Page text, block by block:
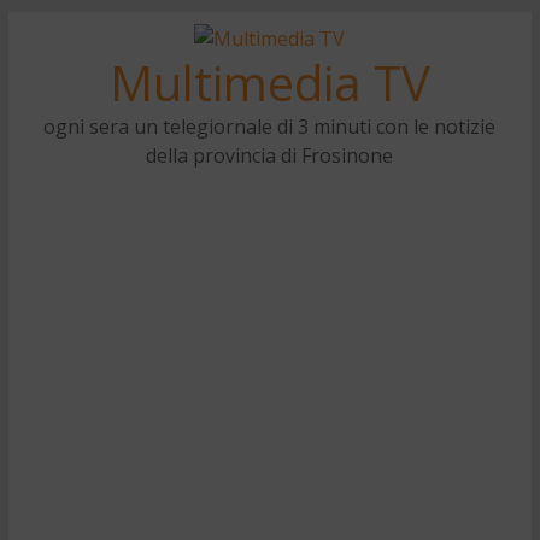
Multimedia TV
ogni sera un telegiornale di 3 minuti con le notizie
della provincia di Frosinone